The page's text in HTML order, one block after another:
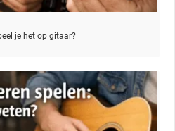
je het op gitaar?